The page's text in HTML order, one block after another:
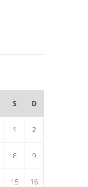
S D
1 2
8 9
15 16